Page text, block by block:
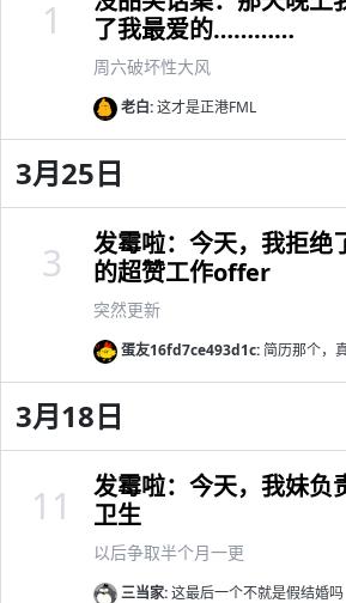
了我最爱的…………
周六破坏性大风
老白:这才是正港FML
1
3月25日
发霉啦：今天，我拒绝
的超赞工作offer
突然更新
蛋友16fd7ce493d1c:简历那个，
3
3月18日
发霉啦：今天，我妹负
卫生
以后争取半个月一更
三当家:这最后一个不就是假结婚吗
11